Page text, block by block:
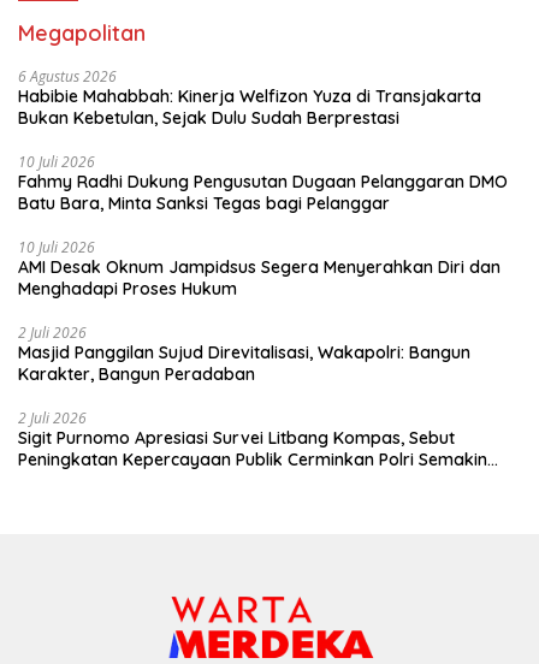
Megapolitan
6 Agustus 2026
Habibie Mahabbah: Kinerja Welfizon Yuza di Transjakarta
Bukan Kebetulan, Sejak Dulu Sudah Berprestasi
10 Juli 2026
Fahmy Radhi Dukung Pengusutan Dugaan Pelanggaran DMO
Batu Bara, Minta Sanksi Tegas bagi Pelanggar
10 Juli 2026
AMI Desak Oknum Jampidsus Segera Menyerahkan Diri dan
Menghadapi Proses Hukum
2 Juli 2026
Masjid Panggilan Sujud Direvitalisasi, Wakapolri: Bangun
Karakter, Bangun Peradaban
2 Juli 2026
Sigit Purnomo Apresiasi Survei Litbang Kompas, Sebut
Peningkatan Kepercayaan Publik Cerminkan Polri Semakin